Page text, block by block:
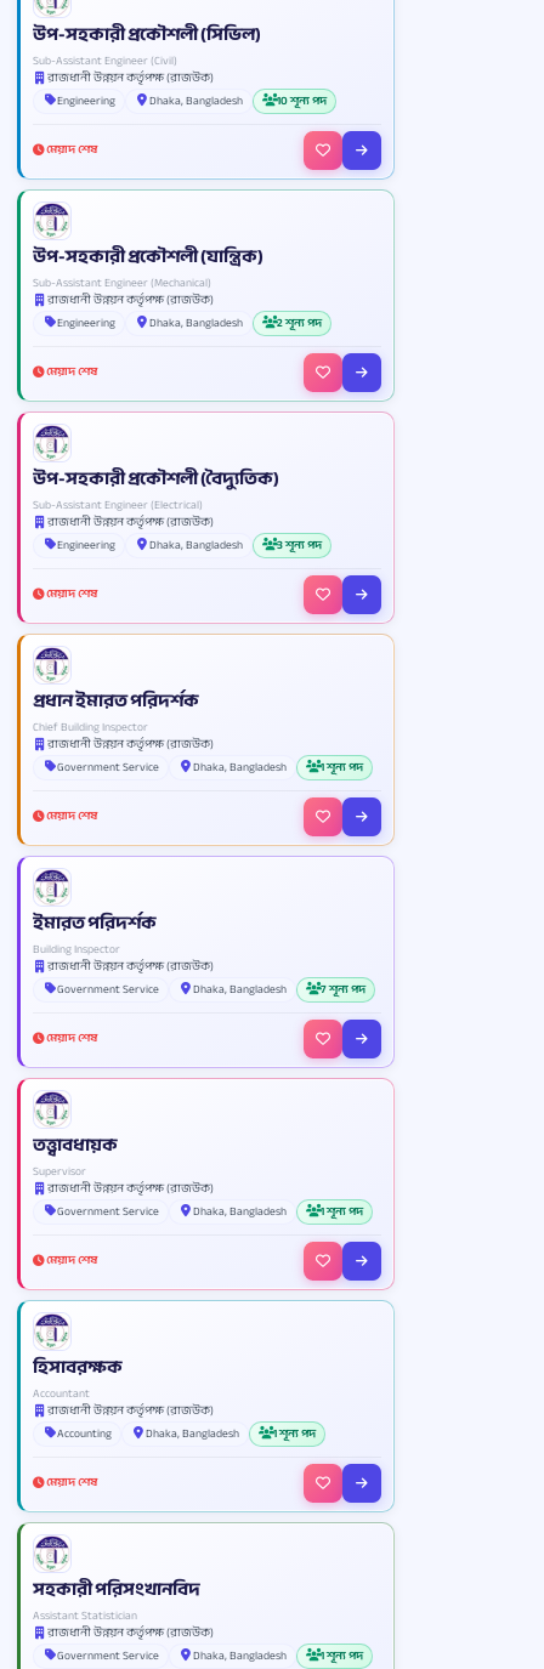
উপ-সহকারী প্রকৌশলী (সিভিল)
Sub-Assistant Engineer (Civil)
রাজধানী উন্নয়ন কর্তৃপক্ষ (রাজউক)
Engineering
Dhaka, Bangladesh 10 শূন্য পদ
মেয়াদ শেষ
উপ-সহকারী প্রকৌশলী (যান্ত্রিক)
Sub-Assistant Engineer (Mechanical)
রাজধানী উন্নয়ন কর্তৃপক্ষ (রাজউক)
Engineering
Dhaka, Bangladesh 2 শূন্য পদ
মেয়াদ শেষ
উপ-সহকারী প্রকৌশলী (বৈদ্যুতিক)
Sub-Assistant Engineer (Electrical)
রাজধানী উন্নয়ন কর্তৃপক্ষ (রাজউক)
Engineering
Dhaka, Bangladesh 3 শূন্য পদ
মেয়াদ শেষ
প্রধান ইমারত পরিদর্শক
Chief Building Inspector
রাজধানী উন্নয়ন কর্তৃপক্ষ (রাজউক)
Government Service
Dhaka, Bangladesh 1 শূন্য পদ
মেয়াদ শেষ
ইমারত পরিদর্শক
Building Inspector
রাজধানী উন্নয়ন কর্তৃপক্ষ (রাজউক)
Government Service
Dhaka, Bangladesh 7 শূন্য পদ
মেয়াদ শেষ
তত্ত্বাবধায়ক
Supervisor
রাজধানী উন্নয়ন কর্তৃপক্ষ (রাজউক)
Government Service
Dhaka, Bangladesh 1 শূন্য পদ
মেয়াদ শেষ
হিসাবরক্ষক
Accountant
রাজধানী উন্নয়ন কর্তৃপক্ষ (রাজউক)
Accounting
Dhaka, Bangladesh 1 শূন্য পদ
মেয়াদ শেষ
সহকারী পরিসংখানবিদ
Assistant Statistician
রাজধানী উন্নয়ন কর্তৃপক্ষ (রাজউক)
Government Service
Dhaka, Bangladesh 1 শূন্য পদ